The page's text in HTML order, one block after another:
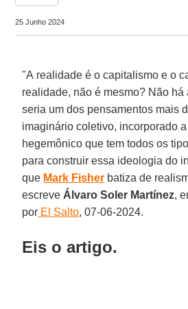
25 Junho 2024
"A realidade é o capitalismo e o
realidade, não é mesmo? Não há
seria um dos pensamentos mais
imaginário coletivo, incorporado
hegemônico que tem todos os
para construir essa ideologia do
que Mark Fisher batiza de
escreve Álvaro Soler Martínez,
por El Salto, 07-06-2024.
Eis o artigo.